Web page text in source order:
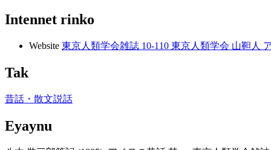
Intennet rinko
Website 東京人類学会雑誌 10-110 東京人類学会 山靼人
Tak
昔話・散文説話
Eyaynu